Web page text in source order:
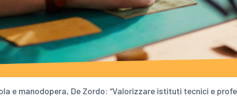
e manodopera, De Zordo: “Valorizzare istituti tecnici e